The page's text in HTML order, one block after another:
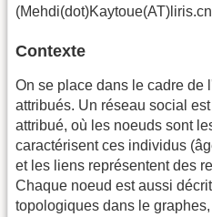
Contexte
On se place dans le cadre de
attribués. Un réseau social
attribué, où les noeuds sont
caractérisent ces individus
et les liens représentent des
Chaque noeud est aussi
topologiques dans le